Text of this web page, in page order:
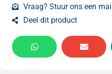
Vraag? Stuur ons een
Deel dit product